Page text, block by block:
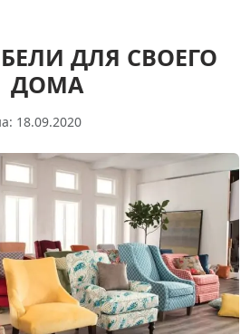
ДЛЯ СВОЕГО
ДОМА
18.09.2020